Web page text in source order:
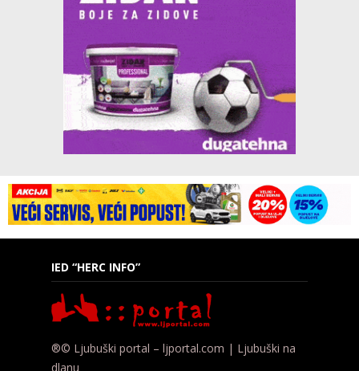
IED “HERC INFO”
®© Ljubuški portal – ljportal.com | Ljubuški na
dlanu